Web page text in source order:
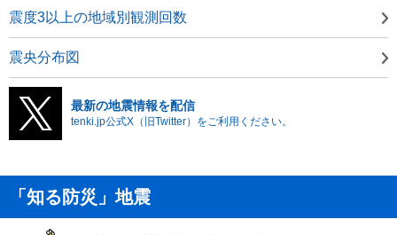
震度3以上の地域別観測回数
震央分布図
最新の地震情報を配信
tenki.jp公式X（旧Twitter）をご利用ください。
「知る防災」地震